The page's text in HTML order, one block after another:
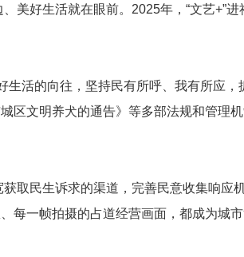
美好生活就在眼前。 2025年，“文艺+”进
活的向往，坚持民有所呼、我有所应，
区文明养犬的通告》等多部法规和管理
取民生诉求的渠道，完善民意收集响应
一帧拍摄的占道经营画面，都成为城